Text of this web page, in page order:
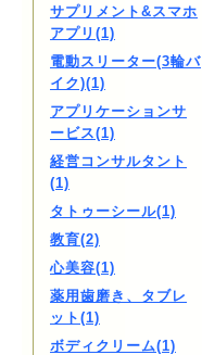
サプリメント&スマホ
アプリ(1)
電動スリーター(3輪バ
イク)(1)
アプリケーションサ
ービス(1)
経営コンサルタント
(1)
タトゥーシール(1)
教育(2)
心美容(1)
薬用歯磨き、タブレ
ット(1)
ボディクリーム(1)